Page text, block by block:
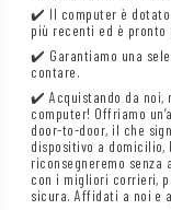
✔️ Il computer è dotato
più recenti ed è pronto
✔️ Garantiamo una
contare.
✔️ Acquistando da noi,
computer! Offriamo
door-to-door, il che
dispositivo a
riconsegneremo
con i migliori corrieri,
sicura. Affidati a noi e